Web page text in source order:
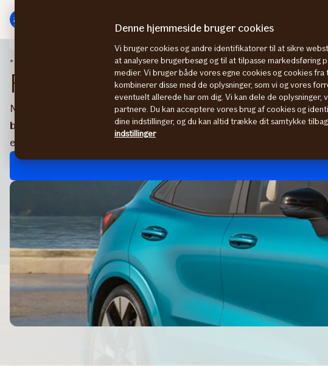
Ford Forsikring via forhandler
Ford Forsikring via
Når du køber en ny eller brugt Ford hos en autoriseret Ford-
bilforsikring til din nye bil med det samme og endda spare mindst 15
er du godt forsikret fra start, og kan trygt køre afsted i din nye Ford.
Denne hjemmeside bruger cookies
Vi bruger cookies og andre identifikatorer til at sikre
at analysere brugerbesøg og til at tilpasse markedsføring
medier. Vi bruger både vores egne cookies og cookies
kombinerer disse med de oplysninger, som vi og vores
eventuelt allerede har om dig. Vi kan dele de oplysninger,
partnere. Du kan acceptere vores brug af cookies og
dine indstillinger, og du kan altid trække dit samtykke
indstillinger